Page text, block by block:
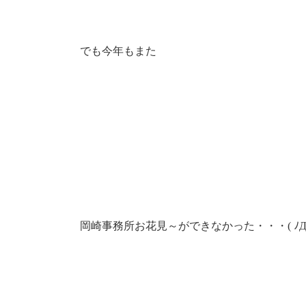
でも今年もまた
岡崎事務所お花見～ができなかった・・・( ﾉ